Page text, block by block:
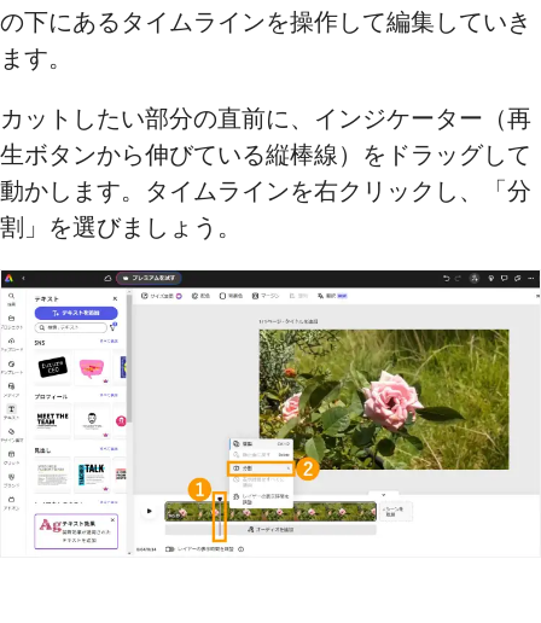
の下にあるタイムラインを操作して編集していき
ます。
カットしたい部分の直前に、インジケーター（再
生ボタンから伸びている縦棒線）をドラッグして
動かします。タイムラインを右クリックし、「分
割」を選びましょう。